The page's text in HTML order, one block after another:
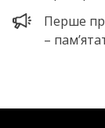
Перше
–